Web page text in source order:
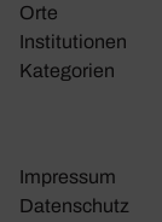
Orte
Insti­tu­tionen
Kate­go­rien
Impressum
Daten­schutz